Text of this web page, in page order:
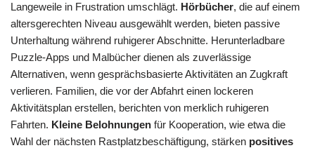
Langeweile in Frustration umschlägt. Hörbücher, die auf einem
altersgerechten Niveau ausgewählt werden, bieten passive
Unterhaltung während ruhigerer Abschnitte. Herunterladbare
Puzzle-Apps und Malbücher dienen als zuverlässige
Alternativen, wenn gesprächsbasierte Aktivitäten an Zugkraft
verlieren. Familien, die vor der Abfahrt einen lockeren
Aktivitätsplan erstellen, berichten von merklich ruhigeren
Fahrten. Kleine Belohnungen für Kooperation, wie etwa die
Wahl der nächsten Rastplatzbeschäftigung, stärken positives